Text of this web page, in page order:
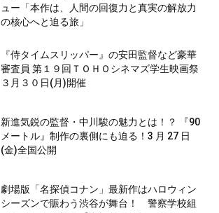
ュー「本作は、人間の回復力と真実の解放力
の核心へと迫る旅」
『侍タイムスリッパー』の安田監督など豪華
審査員 第１９回ＴＯＨＯシネマズ学生映画祭
３月３０日(月)開催
新進気鋭の監督・中川駿の魅力とは！？ 『90
メートル』制作の裏側にも迫る！3 月 27 日
(金)全国公開
劇場版「名探偵コナン」最新作はハロウィン
シーズンで賑わう渋谷が舞台！ 警察学校組